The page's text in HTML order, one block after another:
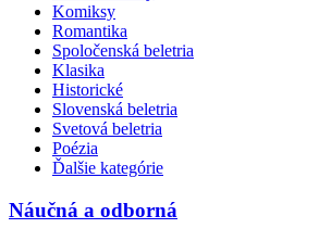
Komiksy
Romantika
Spoločenská beletria
Klasika
Historické
Slovenská beletria
Svetová beletria
Poézia
Ďalšie kategórie
Náučná a odborná